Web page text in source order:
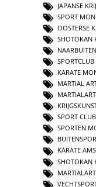
JAPANSE
SPORT
OOSTERSE
SHOTOKAN
NAARBUITEN
KARATE
MARTIAL
SPORT
SPORTEN
KARATE
SHOTOKAN